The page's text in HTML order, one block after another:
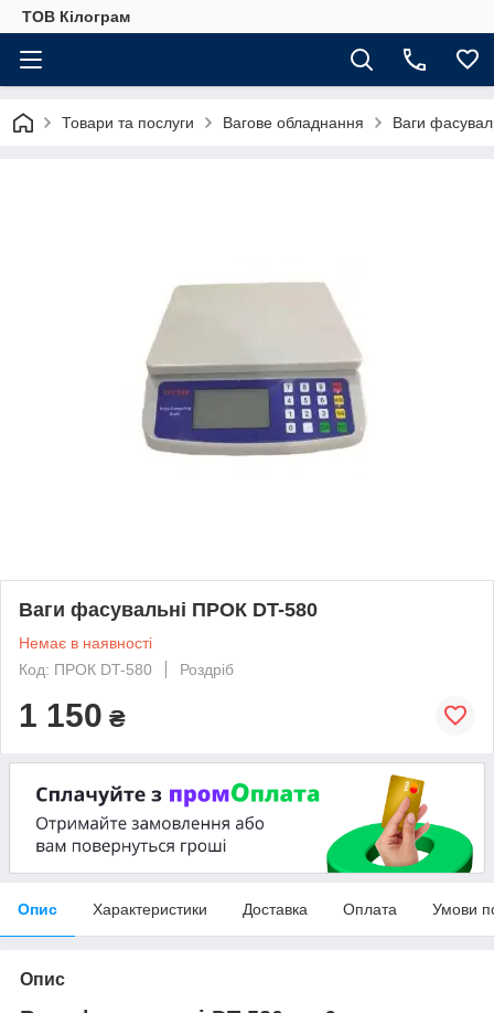
ТОВ Кілограм
Товари та послуги Вагове обладнання Ваги
Ваги фасувальні ПРОК DT-580
Немає в наявності
Код: ПРОК DT-580
Роздріб
1 150 ₴
Опис Характеристики Доставка Оплата Умови
Опис